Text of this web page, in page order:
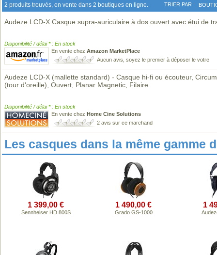
2 produits trouvés, en vente dans 2 boutiques en ligne. TRIER PAR :
Audeze LCD-X Casque supra-auriculaire à dos ouvert avec étui de
Disponibilité / délai * : En stock
En vente chez Amazon MarketPlace
Aucun avis, soyez le premier à déposer le votre
Audeze LCD-X (mallette standard) - Casque hi-fi ou écouteur,
(tour d'oreille), Ouvert, Planar Magnetic, Filaire
Disponibilité / délai * : En stock
En vente chez Home Cine Solutions
2 avis sur ce marchand
Les casques dans la même gamme
1 399,00 €
Sennheiser HD 800S
1 490,00 €
Grado GS-1000
1